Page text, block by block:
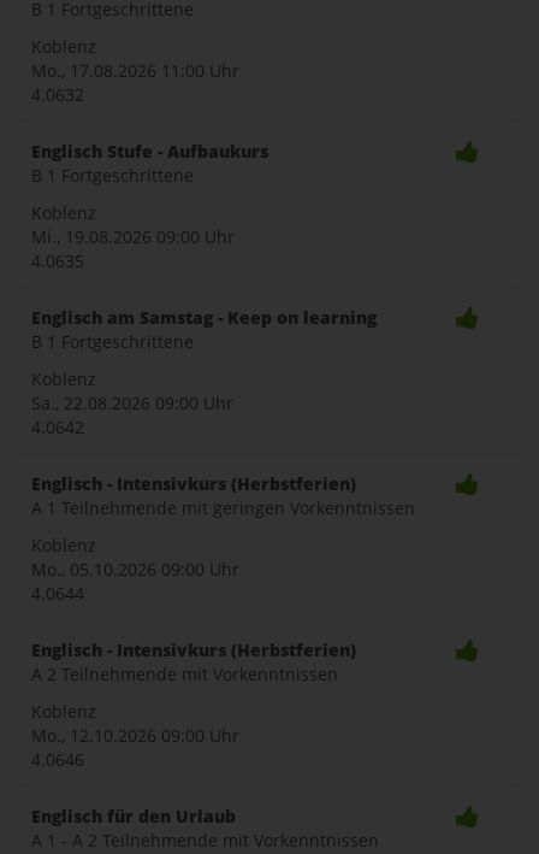
B 1 Fortgeschrittene
Koblenz
Mo., 17.08.2026 11:00 Uhr
4.0632
Englisch Stufe - Aufbaukurs
B 1 Fortgeschrittene
Koblenz
Mi., 19.08.2026 09:00 Uhr
4.0635
Englisch am Samstag - Keep on learning
B 1 Fortgeschrittene
Koblenz
Sa., 22.08.2026 09:00 Uhr
4.0642
Englisch - Intensivkurs (Herbstferien)
A 1 Teilnehmende mit geringen Vorkenntnissen
Koblenz
Mo., 05.10.2026 09:00 Uhr
4.0644
Englisch - Intensivkurs (Herbstferien)
A 2 Teilnehmende mit Vorkenntnissen
Koblenz
Mo., 12.10.2026 09:00 Uhr
4.0646
Englisch für den Urlaub
A 1 - A 2 Teilnehmende mit Vorkenntnissen